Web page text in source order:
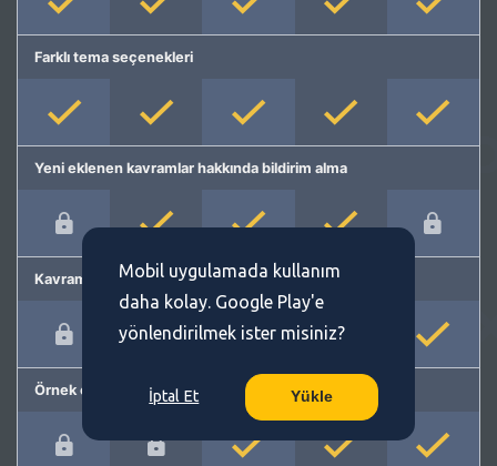
Farklı tema seçenekleri
Yeni eklenen kavramlar hakkında bildirim alma
Kavram önerme
Örnek cümleler
Mobil uygulamada kullanım
daha kolay. Google Play'e
yönlendirilmek ister misiniz?
İptal Et Yükle